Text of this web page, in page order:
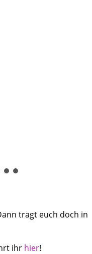
tragt euch doch in
ihr hier!